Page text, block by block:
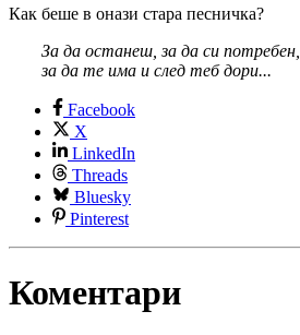
Как беше в онази стара песничка?
За да останеш, за да си потребен,
за да те има и след теб дори...
Facebook
X
LinkedIn
Threads
Bluesky
Pinterest
Коментари